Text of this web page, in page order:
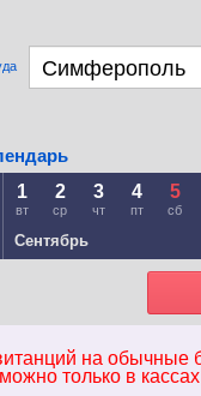
Сентябрь
1
вт
2
ср
3
чт
4
пт
5
сб
на обычные
только в